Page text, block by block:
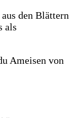
den Blättern
als
Ameisen von